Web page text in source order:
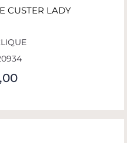
CUSTER LADY